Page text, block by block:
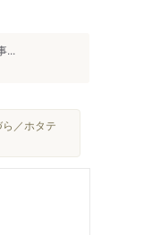
...
／ホタテ